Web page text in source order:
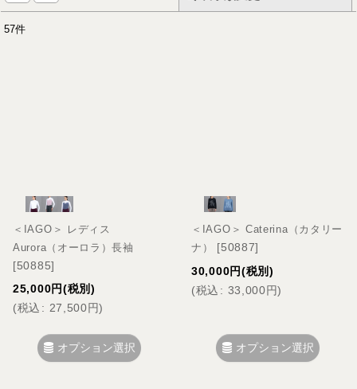
57件
＜IAGO＞ レディス
Aurora（オーロラ）長袖
[50885]
25,000円(税別)
(税込 : 27,500円)
オプション選択
＜IAGO＞ Caterina（カタリー
ナ）
[50887]
30,000円(税別)
(税込 : 33,000円)
オプション選択